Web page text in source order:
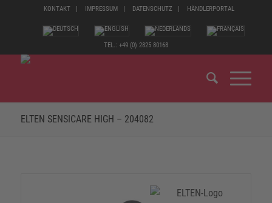
KONTAKT IMPRESSUM DATENSCHUTZ HÄNDLERPORTAL
TEL.: +49 (0) 2825 80168
ELTEN SENSICARE HIGH – 204082